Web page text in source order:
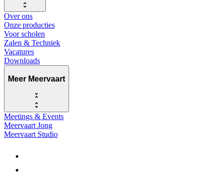
Over ons
Onze producties
Voor scholen
Zalen & Techniek
Vacatures
Downloads
Meer Meervaart
Meetings & Events
Meervaart Jong
Meervaart Studio